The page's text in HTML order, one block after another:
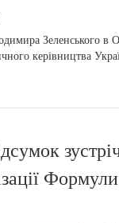
Зеленського в
керівництва